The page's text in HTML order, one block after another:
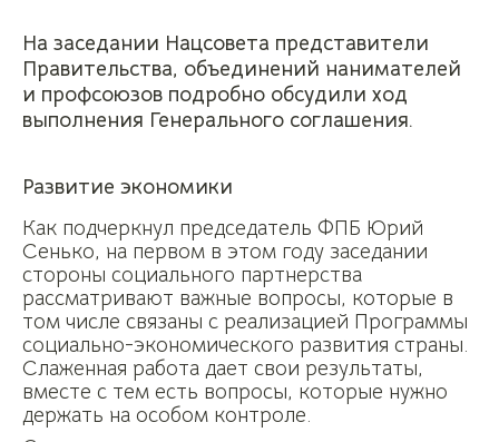
На заседании Нацсовета представители
Правительства, объединений нанимателей
и профсоюзов подробно обсудили ход
выполнения Генерального соглашения.
Развитие экономики
Как подчеркнул председатель ФПБ Юрий
Сенько, на первом в этом году заседании
стороны социального партнерства
рассматривают важные вопросы, которые в
том числе связаны с реализацией Программы
социально-экономического развития страны.
Слаженная работа дает свои результаты,
вместе с тем есть вопросы, которые нужно
держать на особом контроле.